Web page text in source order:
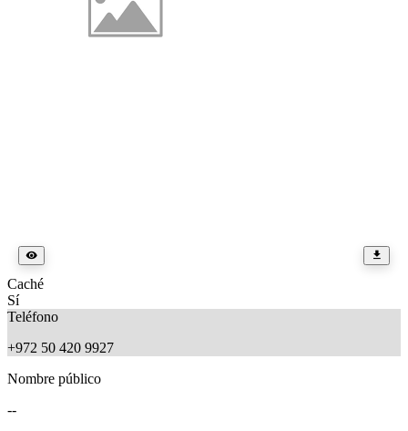
Caché
Sí
Teléfono
+972 50 420 9927
Nombre público
--